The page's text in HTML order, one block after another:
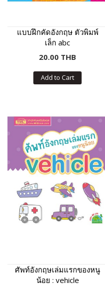
แบบฝึกคัดอังกฤษ ตัวพิมพ์
เล็ก abc
20.00 THB
Add to Cart
ศัพท์อังกฤษเล่มแรกของหนู
น้อย : vehicle